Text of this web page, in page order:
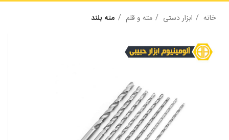
خانه ابزار دستی مته و قلم مته بلند